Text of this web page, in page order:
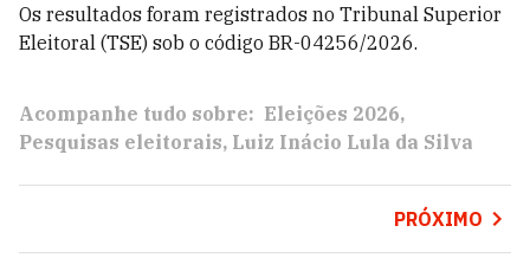
Os resultados foram registrados no Tribunal Superior
Eleitoral (TSE) sob o código BR-04256/2026.
Acompanhe tudo sobre: Eleições 2026
Pesquisas eleitorais Luiz Inácio Lula da Silva
PRÓXIMO